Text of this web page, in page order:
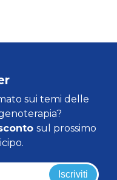
sui temi delle
sul prossimo
Iscriviti